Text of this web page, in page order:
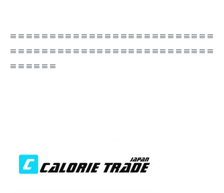
≡≡≡≡≡≡≡≡≡≡≡≡≡≡≡≡≡≡≡≡≡≡≡≡≡≡
≡≡≡≡≡≡≡≡≡≡≡≡≡≡≡≡≡≡≡≡≡≡≡≡≡≡
≡≡≡≡≡≡